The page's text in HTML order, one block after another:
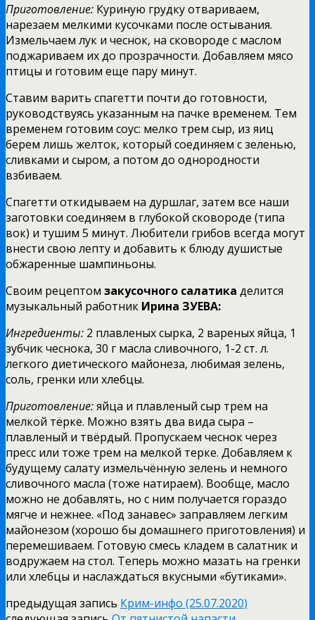
Приготовление: Куриную грудку отвариваем,
нарезаем мелкими кусочками после остывания.
Измельчаем лук и чеснок, на сковороде с маслом
поджариваем их до прозрачности. Добавляем мясо
птицы и готовим еще пару минут.
Ставим варить спагетти почти до готовности,
руководствуясь указанным на пачке временем. Тем
временем готовим соус: мелко трем сыр, из яиц
берем лишь желток, который соединяем с зеленью,
сливками и сыром, а потом до однородности
взбиваем.
Спагетти откидываем на дуршлаг, затем все наши
заготовки соединяем в глубокой сковороде (типа
вок) и тушим 5 минут. Любители грибов всегда могут
внести свою лепту и добавить к блюду душистые
обжаренные шампиньоны.
Своим рецептом закусочного салатика делится
музыкальный работник Ирина ЗУЕВА:
Ингредиенты: 2 плавленых сырка, 2 вареных яйца, 1
зубчик чеснока, 30 г масла сливочного, 1-2 ст. л.
легкого диетического майонеза, любимая зелень,
соль, гренки или хлебцы.
Приготовление:яйца и плавленый сыр трем на
мелкой тёрке. Можно взять два вида сыра –
плавленый и твёрдый. Пропускаем чеснок через
пресс или тоже трем на мелкой терке. Добавляем к
будущему салату измельчённую зелень и немного
сливочного масла (тоже натираем). Вообще, масло
можно не добавлять, но с ним получается гораздо
мягче и нежнее. «Под занавес» заправляем легким
майонезом (хорошо бы домашнего приготовления) и
перемешиваем. Готовую смесь кладем в салатник и
водружаем на стол. Теперь можно мазать на гренки
или хлебцы и наслаждаться вкусными «бутиками».
предыдущая запись Крим-инфо (25.07.2020)